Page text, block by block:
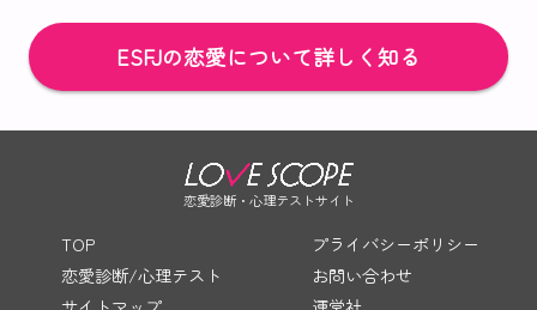
ESFJの恋愛について詳しく知る
恋愛診断・心理テストサイト
TOP
恋愛診断/心理テスト
プライバシーポリシー
お問い合わせ